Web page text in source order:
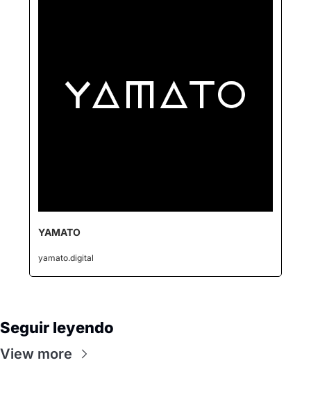
YAMATO
yamato.digital
Seguir leyendo
View more